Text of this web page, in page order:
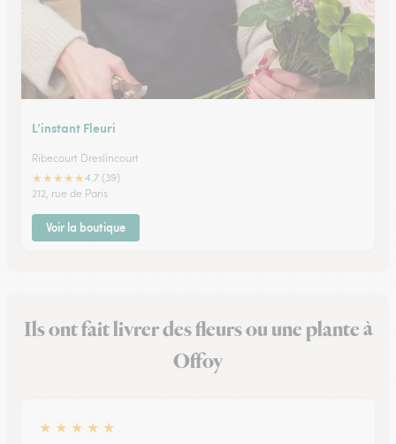
L’instant Fleuri
Ribecourt Dreslincourt
★★★★★4.7 (39)
212, rue de Paris
Voir la boutique
Ils ont fait livrer des fleurs ou une plante à
Offoy
★ ★ ★ ★ ★